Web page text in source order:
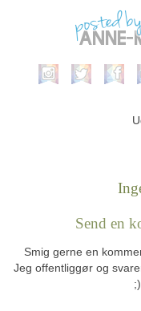
Send en
Smig gerne en
Jeg offentliggør og
;)